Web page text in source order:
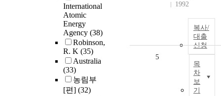
International
Atomic
Energy
Agency (38)
Robinson,
R. K (35)
Australia
(33)
농림부
[편] (32)
1992
복사/
대출
신청
목
차
보
기
5